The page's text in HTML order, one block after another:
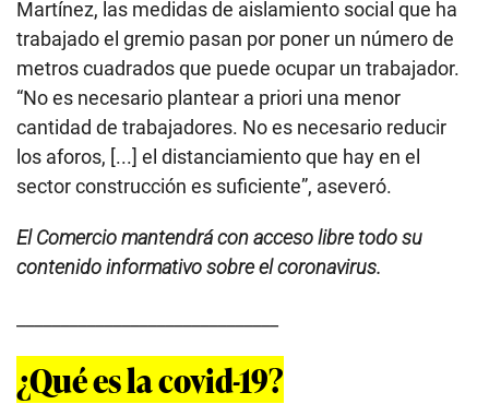
Martínez, las medidas de aislamiento social que ha
trabajado el gremio pasan por poner un número de
metros cuadrados que puede ocupar un trabajador.
“No es necesario plantear a priori una menor
cantidad de trabajadores. No es necesario reducir
los aforos, [...] el distanciamiento que hay en el
sector construcción es suficiente”, aseveró.
El Comercio mantendrá con acceso libre todo su
contenido informativo sobre el coronavirus.
¿Qué es la covid-19?